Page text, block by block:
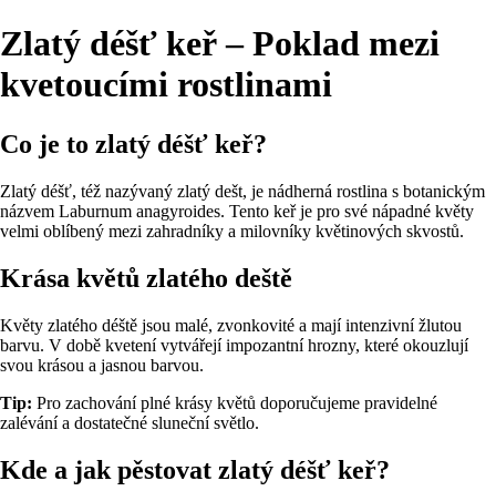
Zlatý déšť keř – Poklad mezi
kvetoucími rostlinami
Co je to zlatý déšť keř?
Zlatý déšť, též nazývaný zlatý dešt, je nádherná rostlina s botanickým
názvem Laburnum anagyroides. Tento keř je pro své nápadné květy
velmi oblíbený mezi zahradníky a milovníky květinových skvostů.
Krása květů zlatého deště
Květy zlatého déště jsou malé, zvonkovité a mají intenzivní žlutou
barvu. V době kvetení vytvářejí impozantní hrozny, které okouzlují
svou krásou a jasnou barvou.
Tip: Pro zachování plné krásy květů doporučujeme pravidelné
zalévání a dostatečné sluneční světlo.
Kde a jak pěstovat zlatý déšť keř?